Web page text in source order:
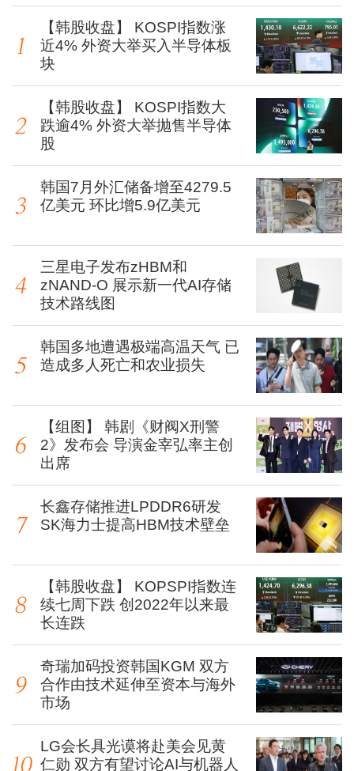
【韩股收盘】 KOSPI指数涨
近4% 外资大举买入半导体板
块
【韩股收盘】 KOSPI指数大
跌逾4% 外资大举抛售半导体
股
韩国7月外汇储备增至4279.5
亿美元 环比增5.9亿美元
三星电子发布zHBM和
zNAND-O 展示新一代AI存储
技术路线图
韩国多地遭遇极端高温天气 已
造成多人死亡和农业损失
【组图】 韩剧《财阀X刑警
2》发布会 导演金宰弘率主创
出席
长鑫存储推进LPDDR6研发
SK海力士提高HBM技术壁垒
【韩股收盘】 KOPSPI指数连
续七周下跌 创2022年以来最
长连跌
奇瑞加码投资韩国KGM 双方
合作由技术延伸至资本与海外
市场
LG会长具光谟将赴美会见黄
仁勋 双方有望讨论AI与机器人